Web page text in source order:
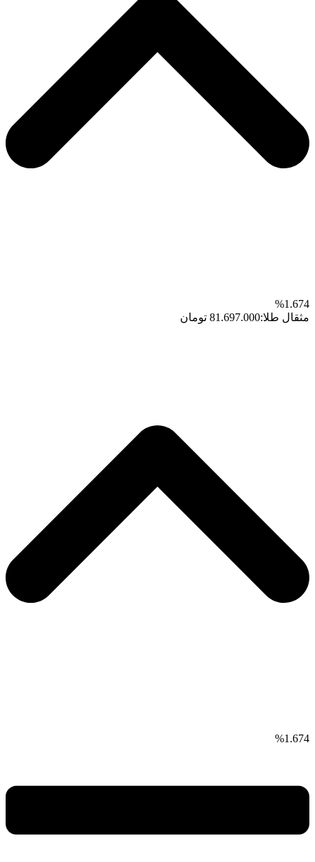
1.674%
مثقال طلا:81.697.000 تومان
1.674%